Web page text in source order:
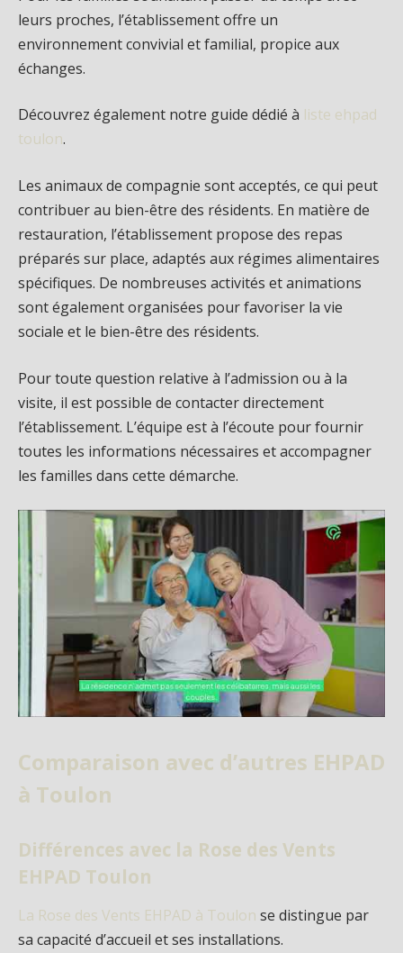
leurs proches, l’établissement offre un
environnement convivial et familial, propice aux
échanges.
Découvrez également notre guide dédié à liste ehpad
toulon.
Les animaux de compagnie sont acceptés, ce qui peut
contribuer au bien-être des résidents. En matière de
restauration, l’établissement propose des repas
préparés sur place, adaptés aux régimes alimentaires
spécifiques. De nombreuses activités et animations
sont également organisées pour favoriser la vie
sociale et le bien-être des résidents.
Pour toute question relative à l’admission ou à la
visite, il est possible de contacter directement
l’établissement. L’équipe est à l’écoute pour fournir
toutes les informations nécessaires et accompagner
les familles dans cette démarche.
Comparaison avec d’autres EHPAD
à Toulon
Différences avec la Rose des Vents
EHPAD Toulon
La Rose des Vents EHPAD à Toulon se distingue par
sa capacité d’accueil et ses installations.